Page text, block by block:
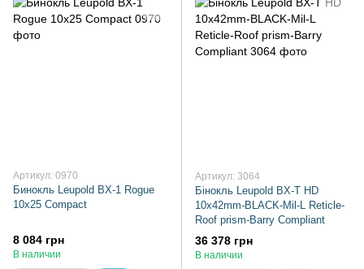
Артикул: 0970
Бинокль Leupold BX-1 Rogue
10x25 Compact
8 084 грн
В наличии
Артикул: 3064
Бінокль Leupold BX-T HD
10x42mm-BLACK-Mil-L Reticle-
Roof prism-Barry Compliant
36 378 грн
В наличии